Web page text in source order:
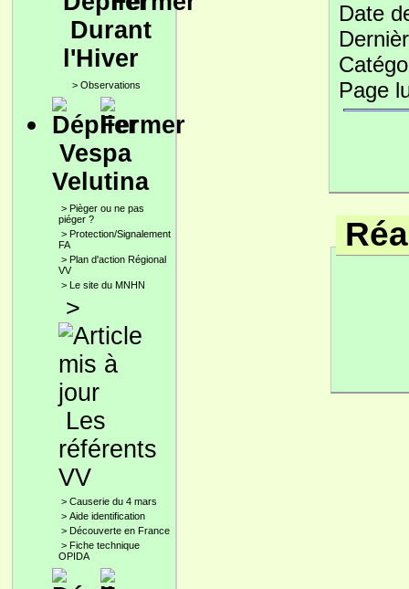
Durant
l'Hiver
> Observations
Vespa
Velutina
> Pièger ou ne pas
piéger ?
> Protection/Signalement
FA
> Plan d'action Régional
VV
> Le site du MNHN
>
Les
référents
VV
> Causerie du 4 mars
> Aide identification
> Découverte en France
> Fiche technique
OPIDA
Date
Page